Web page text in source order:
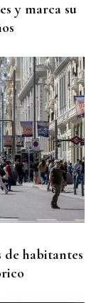
y marca su
de habitantes